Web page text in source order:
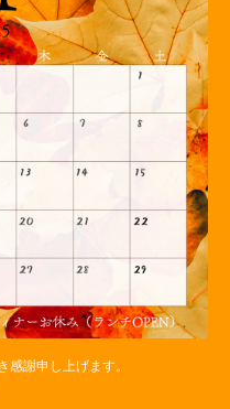
感謝申し上げます。